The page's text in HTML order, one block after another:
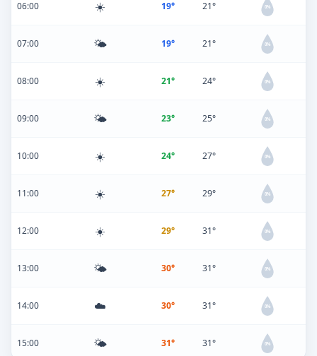
06:00 ☀️ 19° 21° 0%
07:00 🌤️ 19° 21° 0%
08:00 ☀️ 21° 24° 0%
09:00 🌤️ 23° 25° 0%
10:00 ☀️ 24° 27° 0%
11:00 ☀️ 27° 29° 0%
12:00 ☀️ 29° 31° 0%
13:00 🌤️ 30° 31° 0%
14:00 ☁️ 30° 31° 0%
15:00 🌤️ 31° 31° 0%